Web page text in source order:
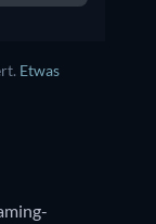
Etwas